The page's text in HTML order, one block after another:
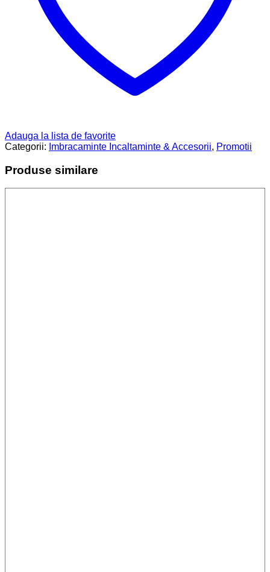
Adauga la lista de favorite
Categorii: Imbracaminte Incaltaminte & Accesorii, Promotii
Produse similare